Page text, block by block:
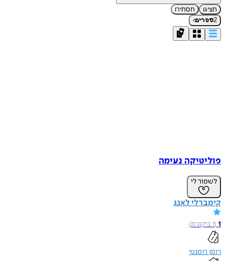
תציגו
תסתירו
2ספרים›
פוליטיקה נעימה
לשמור לי
קימברלי לאנג
1
(
1ביקורת)
רומן רומנטי